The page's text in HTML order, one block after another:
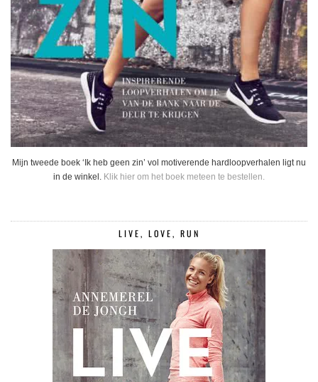
Mijn tweede boek ‘Ik heb geen zin’ vol motiverende hardloopverhalen ligt nu
in de winkel. Klik hier om het boek meteen te bestellen.
LIVE, LOVE, RUN